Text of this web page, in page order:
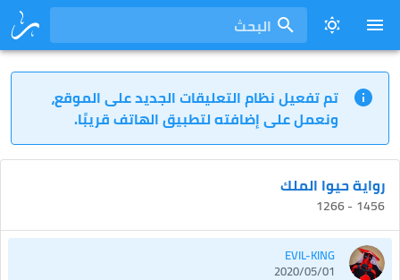
البحث
تم تفعيل نظام التعليقات الجديد على الموقع،
ونعمل على إضافته لتطبيق الهاتف قريبًا.
رواية حيوا الملك
1456 - 1266
EVIL-KING
2020/05/01